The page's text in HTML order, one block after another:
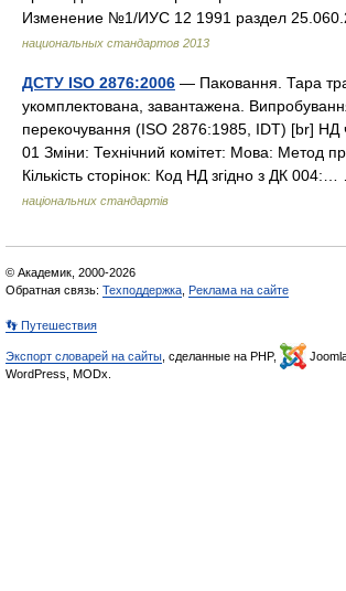
Изменение №1/ИУС 12 1991 раздел
национальных стандартов 2013
ДСТУ ISO 2876:2006 — Паковання. Тара
укомплектована, завантажена.
перекочування (ISO 2876:1985, IDT) [br] НД
01 Зміни: Технічний комітет: Мова: Метод
Кількість сторінок: Код НД згідно з ДК
національних стандартів
© Академик, 2000-2026
Обратная связь: Техподдержка Реклама на сайте
👣 Путешествия
Экспорт словарей на сайты , сделанные на PHP,
WordPress, MODx.